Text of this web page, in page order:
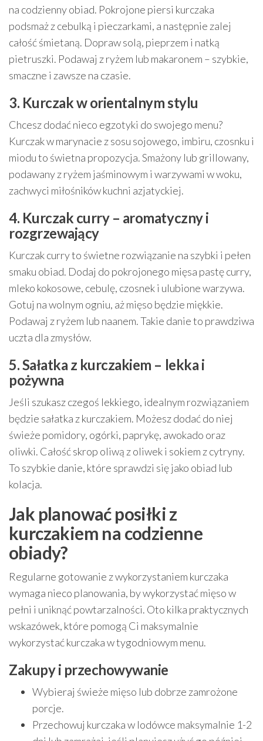
na codzienny obiad. Pokrojone piersi kurczaka
podsmaż z cebulką i pieczarkami, a następnie zalej
całość śmietaną. Dopraw solą, pieprzem i natką
pietruszki. Podawaj z ryżem lub makaronem – szybkie,
smaczne i zawsze na czasie.
3. Kurczak w orientalnym stylu
Chcesz dodać nieco egzotyki do swojego menu?
Kurczak w marynacie z sosu sojowego, imbiru, czosnku i
miodu to świetna propozycja. Smażony lub grillowany,
podawany z ryżem jaśminowym i warzywami w woku,
zachwyci miłośników kuchni azjatyckiej.
4. Kurczak curry – aromatyczny i
rozgrzewający
Kurczak curry to świetne rozwiązanie na szybki i pełen
smaku obiad. Dodaj do pokrojonego mięsa pastę curry,
mleko kokosowe, cebulę, czosnek i ulubione warzywa.
Gotuj na wolnym ogniu, aż mięso będzie miękkie.
Podawaj z ryżem lub naanem. Takie danie to prawdziwa
uczta dla zmysłów.
5. Sałatka z kurczakiem – lekka i
pożywna
Jeśli szukasz czegoś lekkiego, idealnym rozwiązaniem
będzie sałatka z kurczakiem. Możesz dodać do niej
świeże pomidory, ogórki, paprykę, awokado oraz
oliwki. Całość skrop oliwą z oliwek i sokiem z cytryny.
To szybkie danie, które sprawdzi się jako obiad lub
kolacja.
Jak planować posiłki z
kurczakiem na codzienne
obiady?
Regularne gotowanie z wykorzystaniem kurczaka
wymaga nieco planowania, by wykorzystać mięso w
pełni i uniknąć powtarzalności. Oto kilka praktycznych
wskazówek, które pomogą Ci maksymalnie
wykorzystać kurczaka w tygodniowym menu.
Zakupy i przechowywanie
Wybieraj świeże mięso lub dobrze zamrożone
porcje.
Przechowuj kurczaka w lodówce maksymalnie 1-2